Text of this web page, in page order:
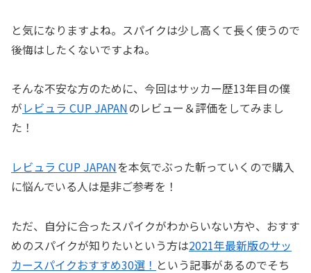
と気になりますよね。スパイクは少し高くて長く使うので
後悔はしたくないですよね。
そんな不安な方のために、今回はサッカー歴13年目の僕
がレビュラ CUP JAPANのレビュー＆評価をしてみまし
た！
レビュラ CUP JAPANを本気でぶった斬っていくので購入
に悩んでいる人は是非ご参考を！
ただ、自分に合ったスパイクがわからいない方や、おすす
めのスパイクが知りたいという方は2021年最新版のサッ
カースパイクおすすめ30選！ という記事があるのでそち